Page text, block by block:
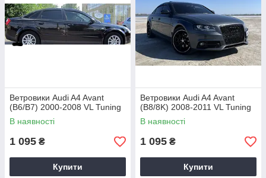
Ветровики Audi A4 Avant
(B6/B7) 2000-2008 VL Tuning
В наявності
1 095 ₴
Купити
Ветровики Audi A4 Avant
(B8/8K) 2008-2011 VL Tuning
В наявності
1 095 ₴
Купити